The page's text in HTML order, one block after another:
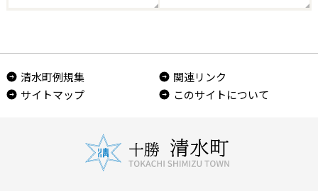
清水町例規集
関連リンク
サイトマップ
このサイトについて